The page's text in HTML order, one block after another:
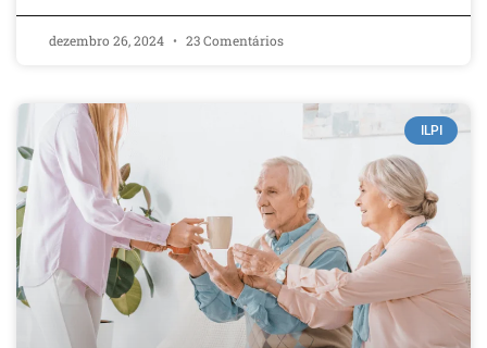
dezembro 26, 2024 23 Comentários
ILPI